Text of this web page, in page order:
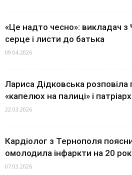
«Це надто чесно»: викладач з
серце і листи до батька
09.04.2026
Лариса Дідковська розповіла
«капелюх на палиці» і
22.03.2026
Кардіолог з Тернополя
омолодила інфаркти на 20
07.03.2026